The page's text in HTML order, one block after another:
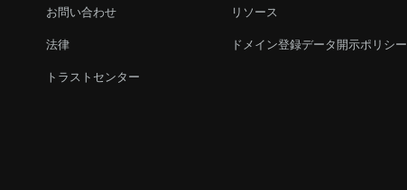
お問い合わせ
法律
トラストセンター
リソース
ドメイン登録データ開示ポリシー